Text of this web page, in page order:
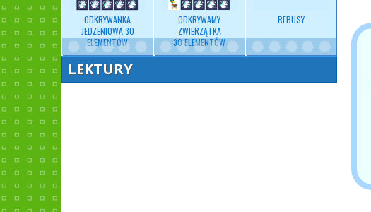
ODKRYWANKA
JEDZENIOWA 30
ELEMENTÓW
ODKRYWAMY
ZWIERZĄTKA
30 ELEMENTÓW
REBUSY
LEKTURY